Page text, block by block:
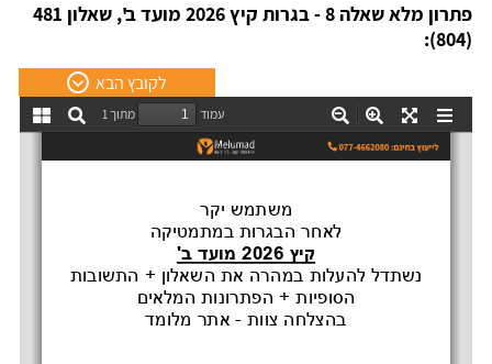
פתרון מלא שאלה 8 - בגרות קיץ 2026 מועד ב', שאלון 481
(804):
לקובץ הבא